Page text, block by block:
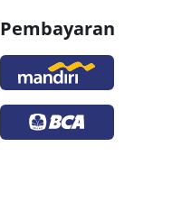
Pembayaran